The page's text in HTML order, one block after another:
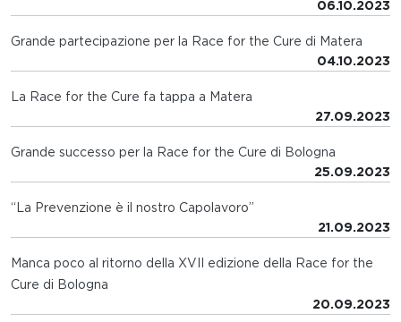
06.10.2023
Grande partecipazione per la Race for the Cure di Matera
04.10.2023
La Race for the Cure fa tappa a Matera
27.09.2023
Grande successo per la Race for the Cure di Bologna
25.09.2023
“La Prevenzione è il nostro Capolavoro”
21.09.2023
Manca poco al ritorno della XVII edizione della Race for the
Cure di Bologna
20.09.2023